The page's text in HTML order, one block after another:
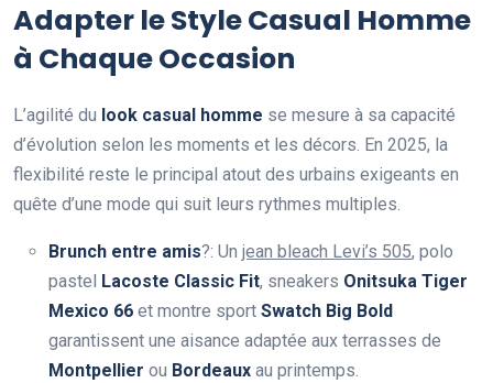
Adapter le Style Casual Homme
à Chaque Occasion
L’agilité du look casual homme se mesure à sa capacité
d’évolution selon les moments et les décors. En 2025, la
flexibilité reste le principal atout des urbains exigeants en
quête d’une mode qui suit leurs rythmes multiples.
Brunch entre amis?: Un jean bleach Levi’s 505, polo
pastel
Lacoste Classic Fit, sneakers Onitsuka Tiger
Mexico 66 et montre sport Swatch Big Bold
garantissent une aisance adaptée aux terrasses de
Montpellier ou Bordeaux au printemps.